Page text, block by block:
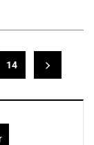
14